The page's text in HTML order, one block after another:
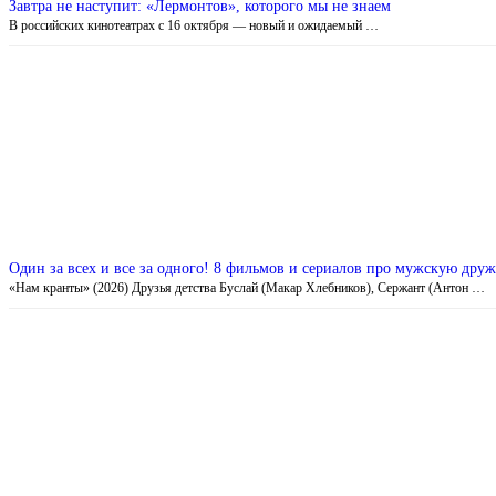
Завтра не наступит: «Лермонтов», которого мы не знаем
В российских кинотеатрах с 16 октября — новый и ожидаемый …
Один за всех и все за одного! 8 фильмов и сериалов про мужскую
«Нам кранты» (2026) Друзья детства Буслай (Макар Хлебников), Сержант (Антон …